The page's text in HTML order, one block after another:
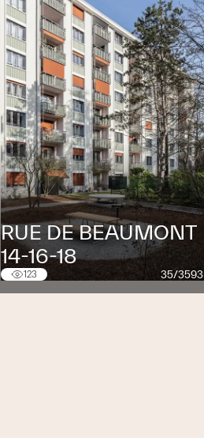
RUE DE BEAUMONT
14-16-18
123 35/3593